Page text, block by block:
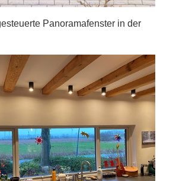
Panoramafenster in der